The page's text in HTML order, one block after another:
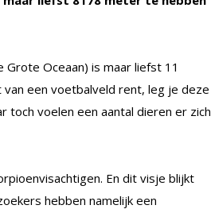
Oceaan) is maar liefst 11
een voetbalveld rent, leg je deze
toch voelen een aantal dieren er zich
En dit visje blijkt
hebben namelijk een